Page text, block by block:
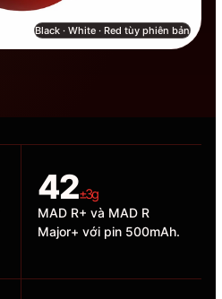
Black · White · Red tùy phiên bản
42±3g
MAD R+ và MAD R
Major+ với pin 500mAh.